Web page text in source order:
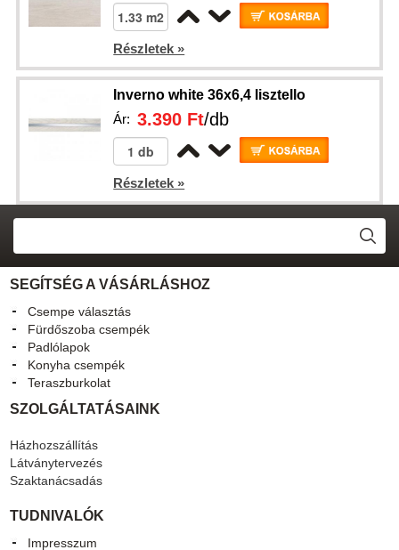
Részletek »
Inverno white 36x6,4 lisztello
Ár:3.390 Ft/db
Részletek »
SEGÍTSÉG A VÁSÁRLÁSHOZ
Csempe választás
Fürdőszoba csempék
Padlólapok
Konyha csempék
Teraszburkolat
SZOLGÁLTATÁSAINK
Házhozszállítás
Látványtervezés
Szaktanácsadás
TUDNIVALÓK
Impresszum